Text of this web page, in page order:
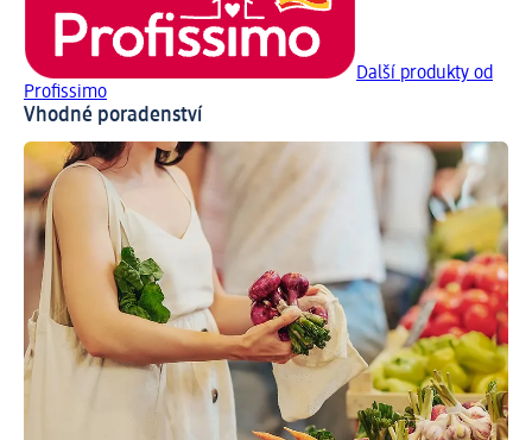
Další produkty od
Profissimo
Vhodné poradenství